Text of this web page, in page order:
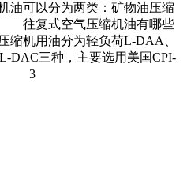
油可以分为两类：矿物油压缩
往复式空气压缩机油有哪些
缩机用油分为轻负荷L-DAA、
DAC三种，主要选用美国CPI-
。 3